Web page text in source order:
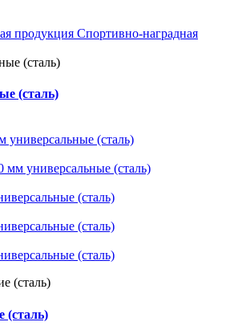
Спортивно-наградная
(сталь)
(сталь)
универсальные (сталь)
(сталь)
(сталь)
(сталь)
(сталь)